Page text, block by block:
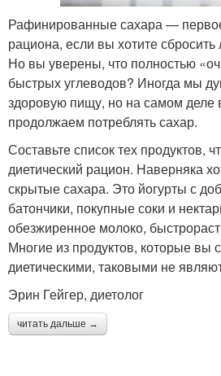
Рафинированные сахара —
рациона, если вы хотите
Но вы уверены, что полностью
быстрых углеводов? Иногда мы
здоровую пищу, но на самом деле
продолжаем потреблять сахар.
Составьте список тех продуктов,
диетический рацион. Наверняка
скрытые сахара. Это йогурты с
батончики, покупные соки и
обезжиренное молоко,
Многие из продуктов, которые вы
диетическими, таковыми не
Эрин Гейгер, диетолог​
читать дальше →